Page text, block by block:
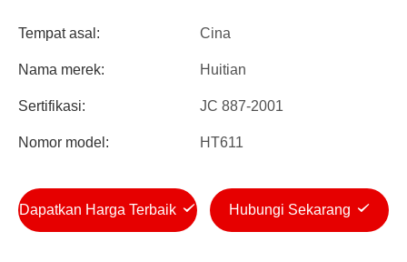
Tempat asal: Cina
Nama merek: Huitian
Sertifikasi: JC 887-2001
Nomor model: HT611
Dapatkan Harga Terbaik Hubungi Sekarang